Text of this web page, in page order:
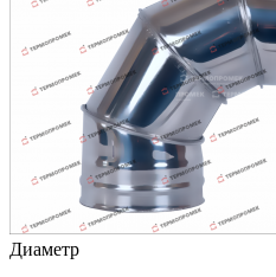
Диаметр